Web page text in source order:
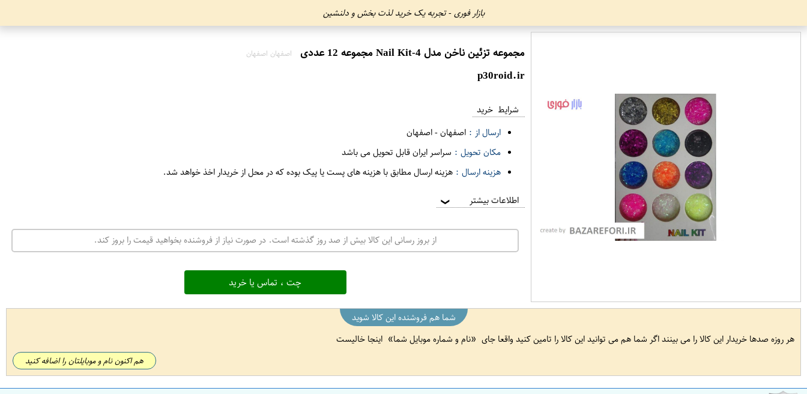
بازار فوری - تجربه یک خرید لذت بخش و دلنشین
مجموعه تزئین ناخن مدل Nail Kit-4 مجموعه 12 عددی اصفهان اصفهان
p30roid.ir
شرایط خرید
ارسال از : اصفهان-اصفهان
مکان تحویل : سراسر ایران قابل تحویل می باشد
هزینه ارسال : هزینه ارسال مطابق با هزینه های پست یا پیک بوده که در محل از خریدار اخذ خواهد شد.
اطلاعات بیشتر ❯
از بروز رسانی این کالا بیش از صد روز گذشته است. در صورت نیاز از فروشنده بخواهید قیمت را بروز کند.
چت ، تماس یا خرید
شما هم فروشنده این کالا شوید
هر روزه صدها خریدار این کالا را می بینند اگر شما هم می توانید این کالا را تامین کنید واقعا جای
نام و شماره موبایل شما اینجا خالیست
هم اکنون نام و موبایلتان را اضافه کنید